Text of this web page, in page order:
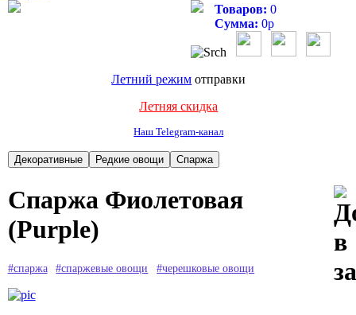
Товаров: 0
Сумма: 0р
Летний режим отправки
Летняя скидка
Наш Telegram-канал
Спаржа Фиолетовая
(Purple)
#спаржа #спаржевые овощи #черешковые овощи